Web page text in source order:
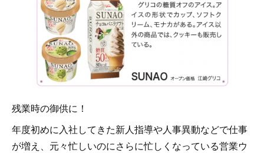
残業時の御供に！
年度初めに入社してきた新人指導や人事異動などで仕事
が増え、元々忙しいのにさらに忙しくなっている営業ウ